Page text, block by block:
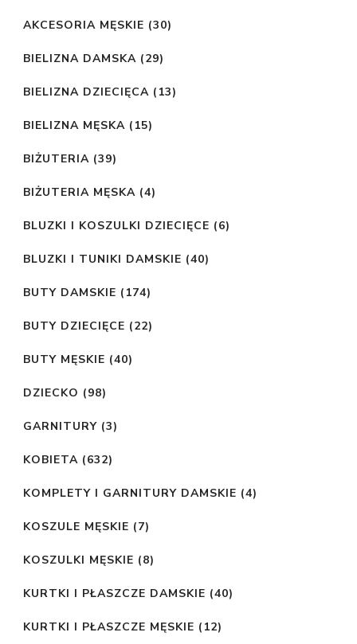
AKCESORIA MĘSKIE (30)
BIELIZNA DAMSKA (29)
BIELIZNA DZIECIĘCA (13)
BIELIZNA MĘSKA (15)
BIŻUTERIA (39)
BIŻUTERIA MĘSKA (4)
BLUZKI I KOSZULKI DZIECIĘCE (6)
BLUZKI I TUNIKI DAMSKIE (40)
BUTY DAMSKIE (174)
BUTY DZIECIĘCE (22)
BUTY MĘSKIE (40)
DZIECKO (98)
GARNITURY (3)
KOBIETA (632)
KOMPLETY I GARNITURY DAMSKIE (4)
KOSZULE MĘSKIE (7)
KOSZULKI MĘSKIE (8)
KURTKI I PŁASZCZE DAMSKIE (40)
KURTKI I PŁASZCZE MĘSKIE (12)